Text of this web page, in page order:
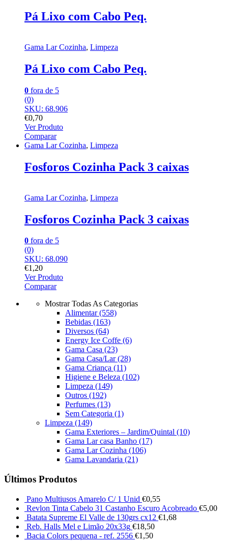
Pá Lixo com Cabo Peq.
Gama Lar Cozinha, Limpeza
Pá Lixo com Cabo Peq.
0 fora de 5
(0)
SKU: 68.906
€0,70
Ver Produto
Comparar
Gama Lar Cozinha, Limpeza
Fosforos Cozinha Pack 3 caixas
Gama Lar Cozinha, Limpeza
Fosforos Cozinha Pack 3 caixas
0 fora de 5
(0)
SKU: 68.090
€1,20
Ver Produto
Comparar
Mostrar Todas As Categorias
Alimentar(558)
Bebidas (163)
Diversos (64)
Energy Ice Coffe (6)
Gama Casa (23)
Gama Casa/Lar(28)
Gama Criança (11)
Higiene e Beleza (102)
Limpeza (149)
Outros (192)
Perfumes (13)
Sem Categoria (1)
Limpeza (149)
Gama Exteriores – Jardim/Quintal (10)
Gama Lar casa Banho (17)
Gama Lar Cozinha (106)
Gama Lavandaria (21)
Últimos Produtos
Pano Multiusos Amarelo C/ 1 Unid €0,55
Revlon Tinta Cabelo 31 Castanho Escuro Acobreado €5,00
Batata Supreme El Valle de 130grs cx12 €1,68
Reb. Halls Mel e Limão 20x33g €18,50
Bacia Colors pequena - ref. 2556 €1,50